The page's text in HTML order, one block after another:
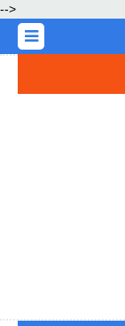
-->